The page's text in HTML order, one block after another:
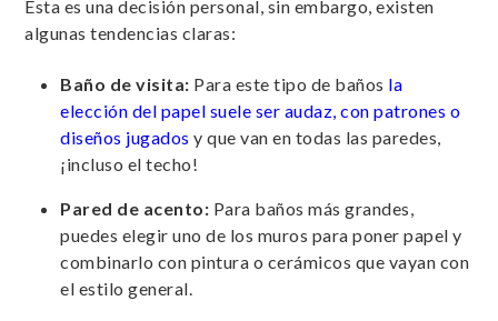
Esta es una decisión personal, sin embargo, existen
algunas tendencias claras:
Baño de visita: Para este tipo de baños la
elección del papel suele ser audaz, con patrones o
diseños jugados y que van en todas las paredes,
¡incluso el techo!
Pared de acento: Para baños más grandes,
puedes elegir uno de los muros para poner papel y
combinarlo con pintura o cerámicos que vayan con
el estilo general.